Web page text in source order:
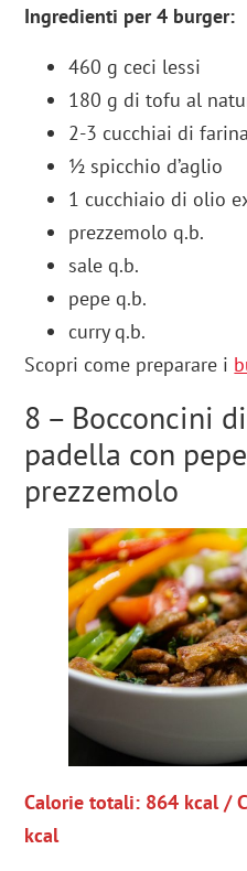
Ingredienti per 4 burger:
460 g ceci lessi
180 g di tofu al
2-3 cucchiai di
½ spicchio d’aglio
1 cucchiaio di olio
prezzemolo q.b.
sale q.b.
pepe q.b.
curry q.b.
Scopri come preparare i
8 – Bocconcini
padella con
prezzemolo
Calorie totali: 864 kcal /
kcal